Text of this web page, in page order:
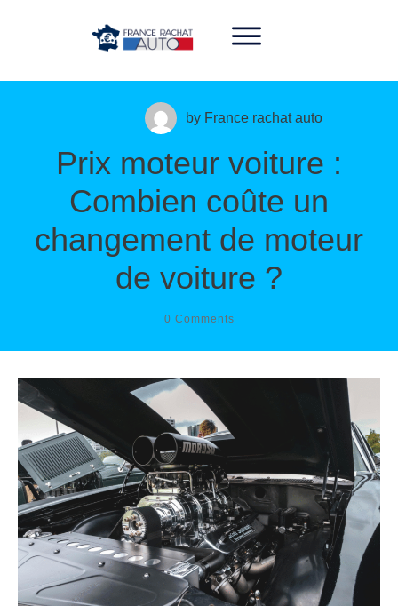
06 33 31 08 48
by France rachat auto
Prix moteur voiture :
Combien coûte un
changement de moteur
de voiture ?
0 Comments